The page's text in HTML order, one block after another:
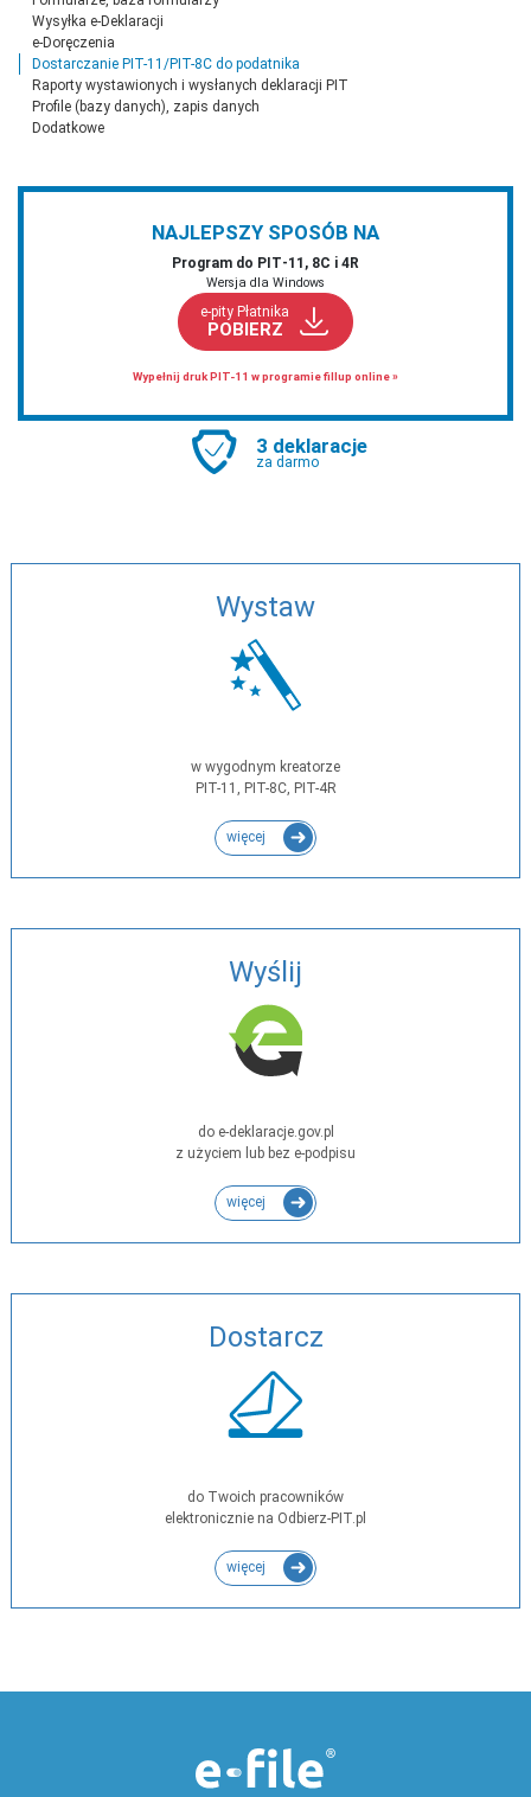
Wysyłka e-Deklaracji
e-Doręczenia
Dostarczanie PIT-11/PIT-8C do podatnika
Raporty wystawionych i wysłanych deklaracji PIT
Profile (bazy danych), zapis danych
Dodatkowe
NAJLEPSZY SPOSÓB NA
Program do PIT‑11, 8C i 4R
Wersja dla Windows
e-pity Płatnika
POBIERZ
Wypełnij druk PIT-11 w programie fillup online »
3 deklaracje
za darmo
Wystaw
w wygodnym kreatorze
PIT-11, PIT-8C, PIT-4R
więcej
Wyślij
do e-deklaracje.gov.pl
z użyciem lub bez e-podpisu
więcej
Dostarcz
do Twoich pracowników
elektronicznie na Odbierz-PIT.pl
więcej